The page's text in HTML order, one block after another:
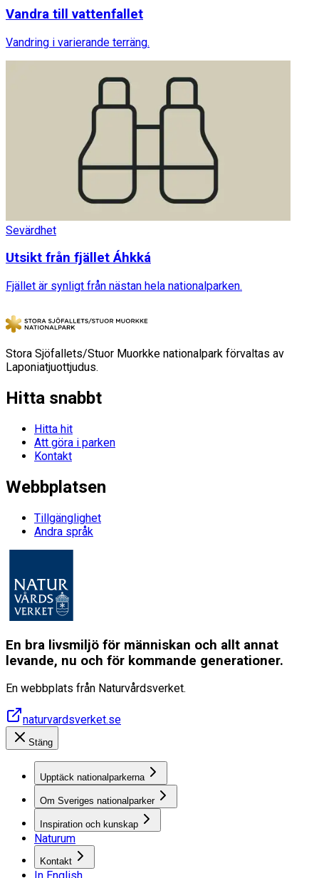
Vandra till vattenfallet
Vandring i varierande terräng.
Sevärdhet
Utsikt från fjället Áhkká
Fjället är synligt från nästan hela nationalparken.
Stora Sjöfallets/Stuor Muorkke nationalpark förvaltas av
Laponiatjuottjudus.
Hitta snabbt
Hitta hit
Att göra i parken
Kontakt
Webbplatsen
Tillgänglighet
Andra språk
En bra livsmiljö för människan och allt annat
levande, nu och för kommande generationer.
En webbplats från Naturvårdsverket.
naturvardsverket.se
Stäng
Upptäck nationalparkerna
Om Sveriges nationalparker
Inspiration och kunskap
Naturum
Kontakt